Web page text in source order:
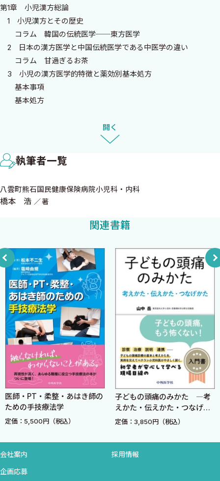
の医学書を読み，それぞれの専門家に教えを請いました．こうし
て，私はいろいろな中医学の考え方を知り，「中国は漢方の本場
だ」あるいは「中国には漢方薬の点滴もある」などという嘘をい
う人々を信用しなくなりました．
中医学では腹証と呼ばれる所見は考慮されません．腹証を重視
するのは江戸時代に確立した和方という日本の伝統医学であり，
それが明治時代になって日本政府に漢方医学と呼ばれるようにな
り，和方の薬は漢方薬と呼ばれるようになりました．したがって，
をする」というのは，論理的に話が合いません．随証療法という
言葉も，日本語と中国語で表記が同じでも，その意味には本質的な
違いがあります．
意識せずに両者を混同していたり，両者に対立する考え方がある
という事実を無視したもの，さらには，私からすればあり得ない
そこで，私は，西洋医学を中心にした日常診療において，できる
学と中医学の違いがわかりやすく部分の解説を含む，初心者向き
の参考書を出したいと思いました．それを実現したものが，本書
であり，難しい話をできるだけわかりやすく西洋医学の視点で理
解できるように工夫をしました．少しでも多くの医師とその患者
さんたちに役立てば幸いです．
最低でも，「漢方薬なんか効くわけがない」と頭ごなしに言い
切って，効果がないことを科学的に証明しない低レベルに陥っては
いけません．
本書の基本的な構成は中国で出版されている中医学と西洋医学
の融合医療の教科書をお手本にしています．しかし，その内容は
中医学とは全く異なる日本の漢方医学と西洋医学の融合を目標と
するものになっています．漢方医学を西洋医学的な視点で視ること
を考えた理由は，その方が面白い話になると考えたからです．興
味のない方にも興味を持ってもらえるように工夫したつもりです．
メスを入れています．
2018年 新春
第1章 小児漢方総論
1 小児漢方とその歴史
コラム 韓国の伝統医学──東方医学
2 日本の漢方医学と中国伝統医学である中医学の違い
コラム 甘過ぎるお茶
3 小児の漢方医学的特徴と薬効別基本処方
基本事項
基本処方
2．鎮咳作用や喀痰喀出作用のある漢方薬
3．消化機能改善作用をもつ漢方薬
コラム 抗アレルギー作用をもつ漢方薬
4．水分代謝調節作用をもつ漢方薬
コラム ステロイド様作用をもつ漢方薬
6．情緒安定作用をもつ漢方薬
コラム 日本と中国との生薬の違い
6 服薬指導
1．服薬へのモチベーションを高める
2．服用方法の工夫
3．母子同服
7 適応外使用の問題
コラム 漢方エキス製剤の強みと弱み
第2章 小児の証のとり方
1 証と弁証・随証治療
2 基本的な証
・陰陽
・虚実
・寒熱
コラム 中医アロマセラピーや漢方アロマセラピーは実在し
得ない
3 気血水とは？
開く
執筆者一覧
八雲町熊石国民健康保険病院小児科・内科
橋本 浩 著
関連書籍
医師・PT・柔整・あはき師の
ための手技療法学
定価：5,500円（税込）
子どもの頭痛のみかた ―考
えかた・伝えかた・つなげか
た―
定価：3,850円（税込）
会社案内 採用情報
企画応募